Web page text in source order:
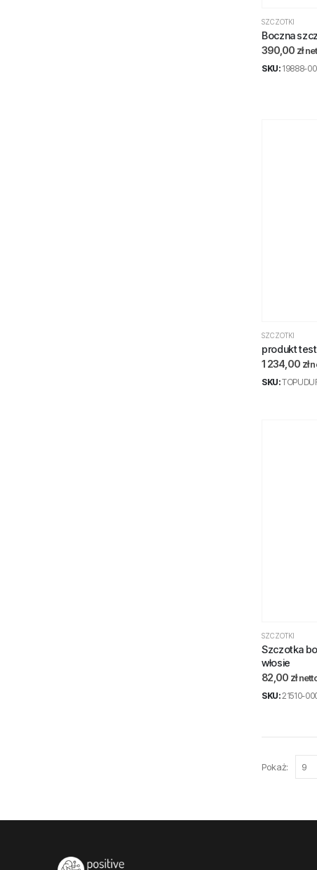
SZCZOTKI
Boczna
390,00 zł
SKU: 19888-
SZCZOTKI
produkt test
1 234,00 zł
SKU:
SZCZOTKI
Szczotka
włosie
82,00 zł
SKU:21510-
Pokaż: